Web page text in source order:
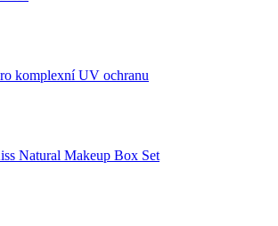
komplexní UV ochranu
Natural Makeup Box Set